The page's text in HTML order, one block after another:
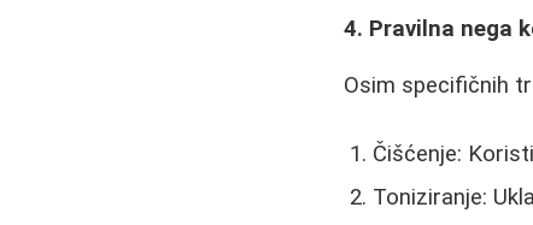
4. Pravilna nega
Osim specifičnih
Čišćenje:
Toniziranje: